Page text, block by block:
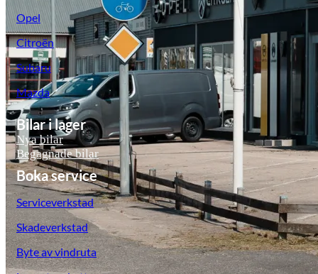
Opel
Citroën
Subaru
Mazda
Bilar i lager
Nya bilar
Begagnade bilar
Boka service
Serviceverkstad
Skadeverkstad
Byte av vindruta